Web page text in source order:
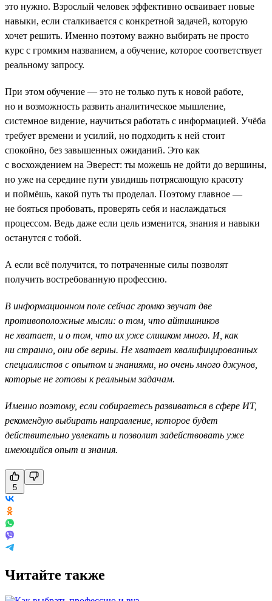
это нужно. Взрослый человек эффективно осваивает новые
навыки, если сталкивается с конкретной задачей, которую
хочет решить. Именно поэтому важно выбирать не просто
курс с громким названием, а обучение, которое соответствует
реальному запросу.
При этом обучение — это не только путь к новой работе,
но и возможность развить аналитическое мышление,
системное видение, научиться работать с информацией. Учёба
требует времени и усилий, но подходить к ней стоит
спокойно, без завышенных ожиданий. Это как
с восхождением на Эверест: ты можешь не дойти до вершины,
но уже на середине пути увидишь потрясающую красоту
и поймёшь, какой путь ты проделал. Поэтому главное —
не бояться пробовать, проверять себя и наслаждаться
процессом. Ведь даже если цель изменится, знания и навыки
останутся с тобой.
А если всё получится, то потраченные силы позволят
получить востребованную профессию.
В информационном поле сейчас громко звучат две
противоположные мысли: о том, что айтишников
не хватает, и о том, что их уже слишком много. И, как
ни странно, они обе верны. Не хватает квалифицированных
специалистов с опытом и знаниями, но очень много джунов,
которые не готовы к реальным задачам.
Именно поэтому, если собираетесь развиваться в сфере ИТ,
рекомендую выбирать направление, которое будет
действительно увлекать и позволит задействовать уже
имеющийся опыт и знания.
5
Читайте также